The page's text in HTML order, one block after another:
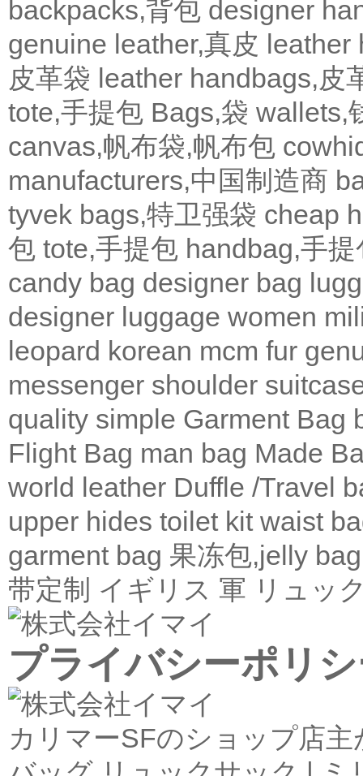
backpacks,背包 designer
genuine leather,真皮 leather
皮革袋 leather handbags,皮
tote,手提包 Bags,袋 wallets,
canvas,帆布袋,帆布包
manufacturers,中国制造商
tyvek bags,特卫强袋 cheap
包 tote,手提包 handbag,手提
candy bag designer bag
designer luggage women
leopard korean mcm fur
messenger shoulder
quality simple Garment Bag
Flight Bag man bag Made
world leather Duffle /Travel
upper hides toilet kit waist
garment bag 果冻包,jelly bag
带定制 イギリス 軍 リュッ
プライバシーポリ
カリマーSFのショップ店